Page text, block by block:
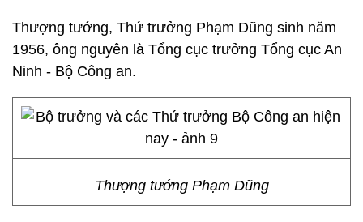
Thượng tướng, Thứ trưởng Phạm Dũng sinh năm
1956, ông nguyên là Tổng cục trưởng Tổng cục An
Ninh - Bộ Công an.
Thượng tướng Phạm Dũng